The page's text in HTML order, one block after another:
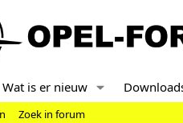
Wat is er nieuw
Zoek in forum